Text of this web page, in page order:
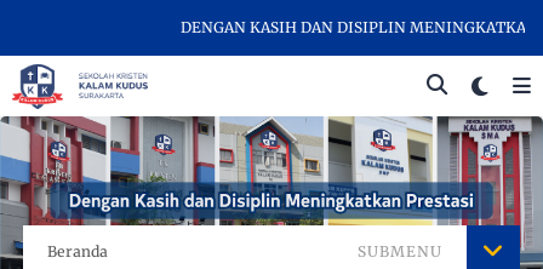
DENGAN KASIH DAN DISIPLIN MENINGKATKAN
Beranda SUBMENU